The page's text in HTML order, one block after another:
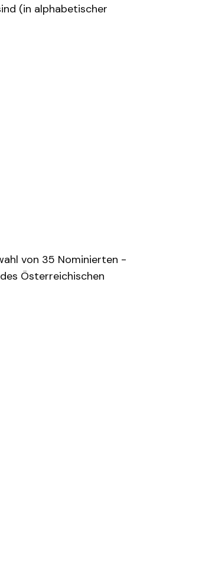
(in alphabetischer
von 35 Nominierten -
Österreichischen